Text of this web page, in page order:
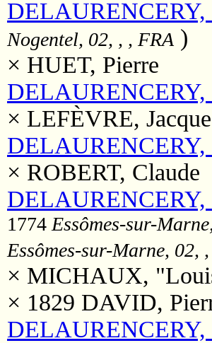
DELAURENCERY,
Nogentel, 02, , , FRA )
× HUET, Pierre
DELAURENCERY,
× LEFÈVRE,
DELAURENCERY,
× ROBERT, Claude
DELAURENCERY,
1774 Essômes-sur-
Essômes-sur-Marne, 02,
× MICHAUX,
× 1829 DAVID,
DELAURENCERY,